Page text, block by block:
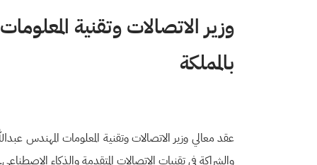
وزير الاتصالات وتقنية
بالمملكة
عقد معالي وزير الاتصالات وتقنية المعلومات المهندس
والشراكة في تقنيات الاتصالات المتقدمة والذكاء الاصطناعي.